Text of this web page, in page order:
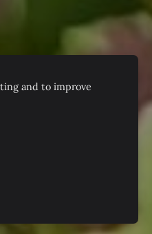
and to improve